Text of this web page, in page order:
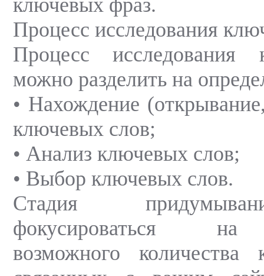
Процесс исследования
Процесс исследования
можно разделить на
• Нахождение
ключевых слов;
• Анализ ключевых слов;
• Выбор ключевых слов.
Стадия
фокусироваться на
возможного количества